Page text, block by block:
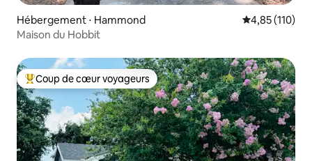
Hébergement ⋅ Hammond Évaluation
4,85 (110)
Maison du Hobbit
Coups de cœur voyageurs les plus appréciés
Coup de cœur voyageurs